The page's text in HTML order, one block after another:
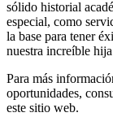
sólido historial
especial, como
la base para tener
nuestra increíble
Para más
oportunidades,
este sitio web.